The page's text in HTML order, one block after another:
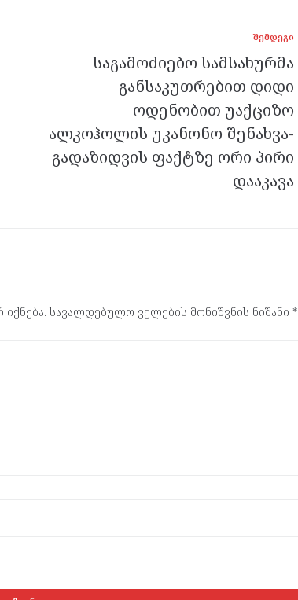
ᲨᲔᲛᲓᲔᲒᲘ
საგამოძიებო სამსახურმა
განსაკუთრებით დიდი
ოდენობით უაქციზო
ალკოჰოლის უკანონო შენახვა-
გადაზიდვის ფაქტზე ორი პირი
დააკავა
სავალდებულო ველების მონიშვნის ნიშანი *